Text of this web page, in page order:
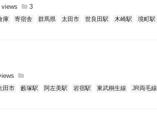
3
庫 寄宿舎 群馬県 太田市 世良田駅 木崎駅
境町駅
田市 藪塚駅 阿左美駅 岩宿駅 東武桐生線
JR両毛線